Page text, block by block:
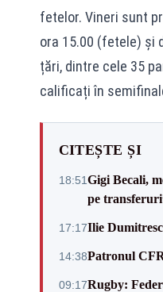
fetelor. Vineri sunt
ora 15.00 (fetele) și
țări, dintre cele 35
calificați în
CITEȘTE ȘI
18:51Gigi Becali,
pe
17:17Ilie
14:38Patronul
09:17Rugby: